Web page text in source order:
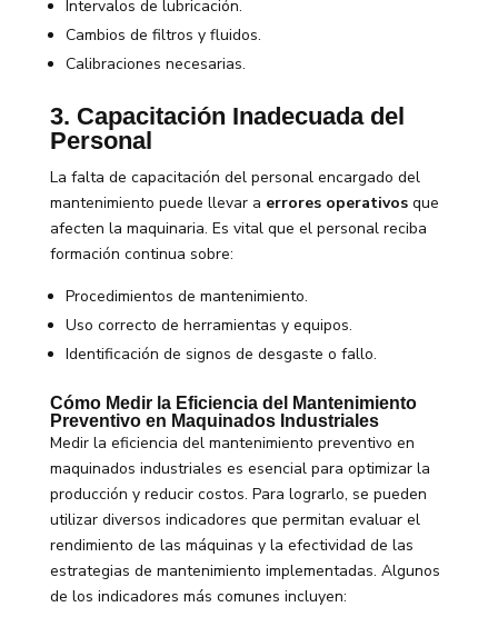
Intervalos de lubricación.
Cambios de filtros y fluidos.
Calibraciones necesarias.
3. Capacitación Inadecuada del
Personal
La falta de capacitación del personal encargado del
mantenimiento puede llevar a errores operativosque
afecten la maquinaria. Es vital que el personal reciba
formación continua sobre:
Procedimientos de mantenimiento.
Uso correcto de herramientas y equipos.
Identificación de signos de desgaste o fallo.
Cómo Medir la Eficiencia del Mantenimiento
Preventivo en Maquinados Industriales
Medir la eficiencia del mantenimiento preventivo en
maquinados industriales es esencial para optimizar la
producción y reducir costos. Para lograrlo, se pueden
utilizar diversos indicadores que permitan evaluar el
rendimiento de las máquinas y la efectividad de las
estrategias de mantenimiento implementadas. Algunos
de los indicadores más comunes incluyen: